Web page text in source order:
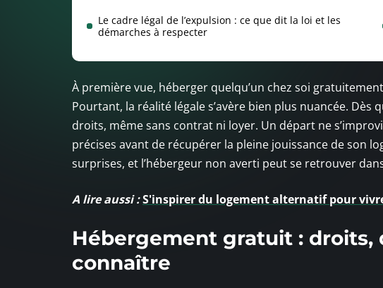
Le cadre légal de l’expulsion : ce que dit la loi et les
démarches à respecter
À première vue, héberger quelqu’un chez soi
Pourtant, la réalité légale s’avère bien plus nuancée. Dès
droits, même sans contrat ni loyer. Un départ ne
précises avant de récupérer la pleine jouissance de son
surprises, et l’hébergeur non averti peut se retrouver
A lire aussi :S'inspirer du logement alternatif pour
Hébergement gratuit : droits,
connaître